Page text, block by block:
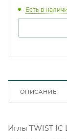
Есть в
ОПИСАНИЕ
Иглы TWIST IC